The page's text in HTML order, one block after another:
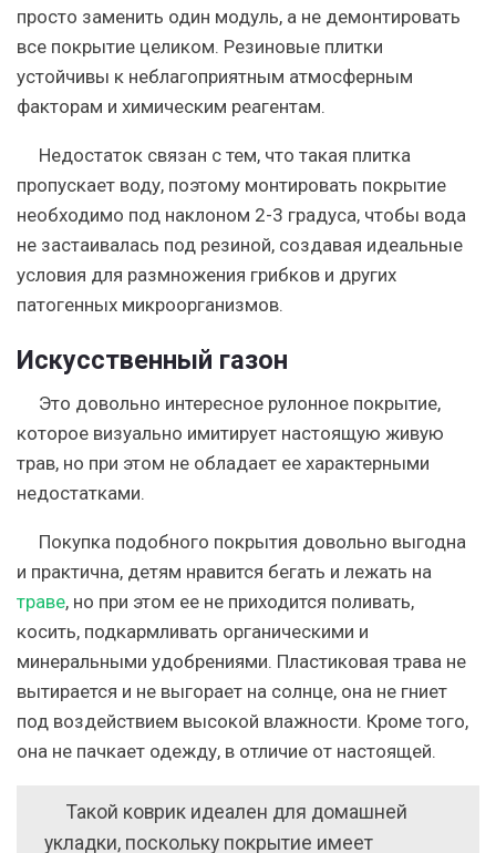
просто заменить один модуль, а не демонтировать
все покрытие целиком. Резиновые плитки
устойчивы к неблагоприятным атмосферным
факторам и химическим реагентам.
Недостаток связан с тем, что такая плитка
пропускает воду, поэтому монтировать покрытие
необходимо под наклоном 2-3 градуса, чтобы вода
не застаивалась под резиной, создавая идеальные
условия для размножения грибков и других
патогенных микроорганизмов.
Искусственный газон
Это довольно интересное рулонное покрытие,
которое визуально имитирует настоящую живую
трав, но при этом не обладает ее характерными
недостатками.
Покупка подобного покрытия довольно выгодна
и практична, детям нравится бегать и лежать на
траве, но при этом ее не приходится поливать,
косить, подкармливать органическими и
минеральными удобрениями. Пластиковая трава не
вытирается и не выгорает на солнце, она не гниет
под воздействием высокой влажности. Кроме того,
она не пачкает одежду, в отличие от настоящей.
Такой коврик идеален для домашней
укладки, поскольку покрытие имеет